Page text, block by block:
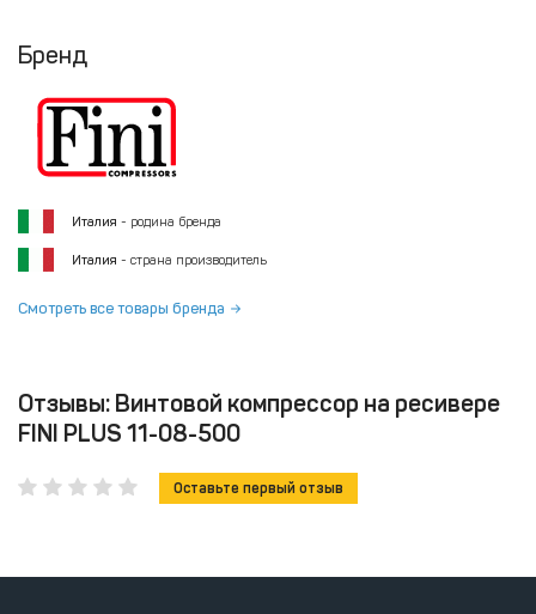
Бренд
Италия - родина бренда
Италия - страна производитель
Смотреть все товары бренда
Отзывы: Винтовой компрессор на ресивере
FINI PLUS 11-08-500
Оставьте первый отзыв